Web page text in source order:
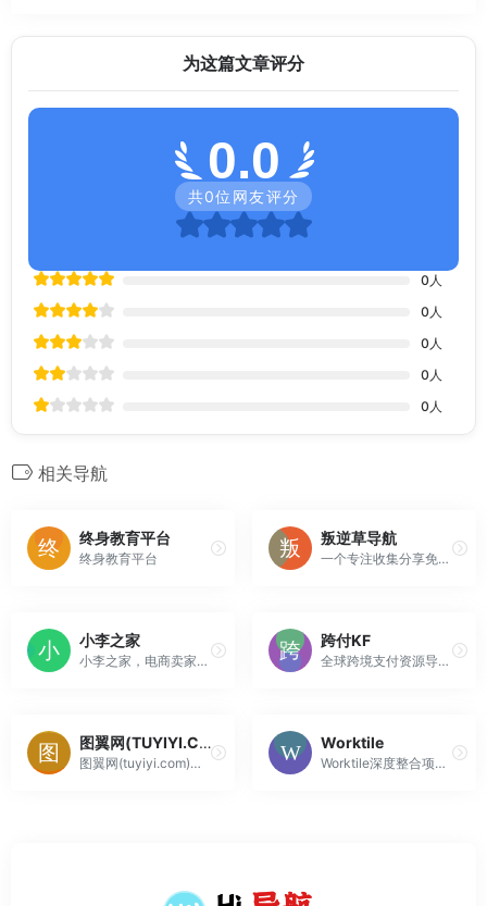
为这篇文章评分
0.0
共0位网友评分
0 人
0 人
0 人
0 人
0 人
相关导航
终身教育平台
终身教育平台
叛逆草导航
一个专注收集分享免费优质资源的导航网站!
小李之家
小李之家，电商卖家工具网站大全！本站汇集了全网淘宝拼多多礼品代发网店、快递单号网站、快递代发网、提升淘宝拼多多网店补流量平台、网店装修平台、淘宝拼多多补单平台、电商代运营网店等等各方面的电商卖家工具，并且每个网站都有用户进行点评，让您能够一目了然的了解到哪些网店更加靠谱好用！
跨付KF
全球跨境支付资源导航网站，为广大支付人提供最新行业动态，专业的跨境支付知识分享。
图翼网(TUYIYI.COM)
图翼网(tuyiyi.com)是一家专为UI设计，H5设计，GUI设计，图标UI设计等从事设计行业的UI设计师打造的UI设计交流，UI设计教程，UI设计规范，H5设计交流，HTML5设计教程，HTML5设计作品展示平台。我们希望借助互联网的力量打造国内最专业的UI设计平台，为UI设计师做最好的服务，...
Worktile
Worktile深度整合项目与任务管理、OKR、网盘、在线沟通等应用，支持丰富的自定义功能，满足各行业各场景的个性化工作需求，助力企业提高管理效能。